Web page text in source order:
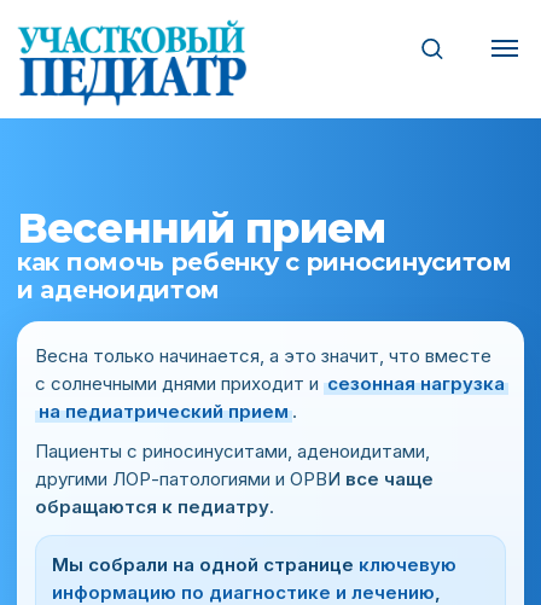
Весенний прием
как помочь ребенку с риносинуситом
и аденоидитом
Весна только начинается, а это значит, что вместе
с солнечными днями приходит и сезонная нагрузка
на педиатрический прием .
Пациенты с риносинуситами, аденоидитами,
другими ЛОР-патологиями и ОРВИ все чаще
обращаются к педиатру.
Мы собрали на одной странице ключевую
информацию по диагностике и лечению,